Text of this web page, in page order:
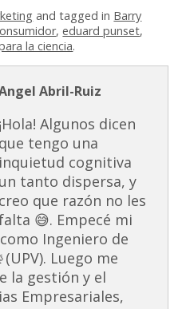
and tagged in Barry
,eduard punset,
la ciencia.
Abril-Ruiz
¡Hola! Algunos dicen
que tengo una
inquietud cognitiva
un tanto dispersa, y
creo que razón no les
😅. Empecé mi
Ingeniero de
Luego me
la gestión y el
Empresariales,